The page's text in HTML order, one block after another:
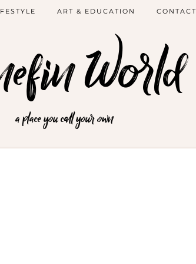
World
a place you call your own
ART & EDUCATION CONTACT